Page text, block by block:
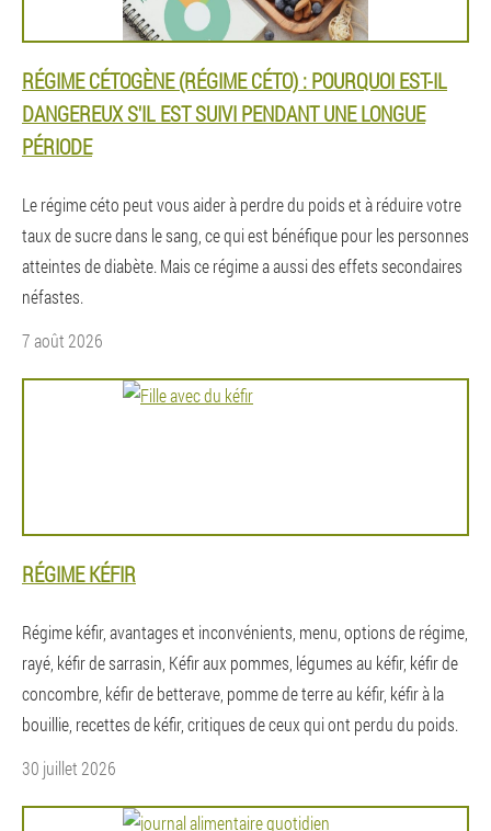
RÉGIME CÉTOGÈNE (RÉGIME CÉTO) : POURQUOI EST-IL
DANGEREUX S'IL EST SUIVI PENDANT UNE LONGUE
PÉRIODE
Le régime céto peut vous aider à perdre du poids et à réduire votre
taux de sucre dans le sang, ce qui est bénéfique pour les personnes
atteintes de diabète. Mais ce régime a aussi des effets secondaires
néfastes.
7 août 2026
RÉGIME KÉFIR
Régime kéfir, avantages et inconvénients, menu, options de régime,
rayé, kéfir de sarrasin, Kéfir aux pommes, légumes au kéfir, kéfir de
concombre, kéfir de betterave, pomme de terre au kéfir, kéfir à la
bouillie, recettes de kéfir, critiques de ceux qui ont perdu du poids.
30 juillet 2026